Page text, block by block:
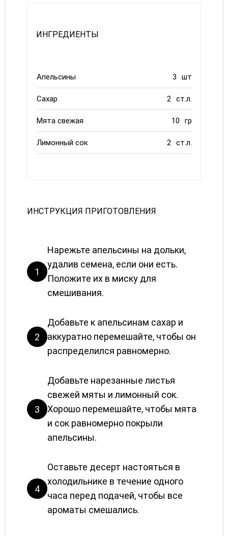
ИНГРЕДИЕНТЫ
Апельсины 3 шт
Сахар 2 ст.л.
Мята свежая 10 гр
Лимонный сок 2 ст.л.
ИНСТРУКЦИЯ ПРИГОТОВЛЕНИЯ
1
Нарежьте апельсины на дольки,
удалив семена, если они есть.
Положите их в миску для
смешивания.
2
Добавьте к апельсинам сахар и
аккуратно перемешайте, чтобы он
распределился равномерно.
3
Добавьте нарезанные листья
свежей мяты и лимонный сок.
Хорошо перемешайте, чтобы мята
и сок равномерно покрыли
апельсины.
4
Оставьте десерт настояться в
холодильнике в течение одного
часа перед подачей, чтобы все
ароматы смешались.